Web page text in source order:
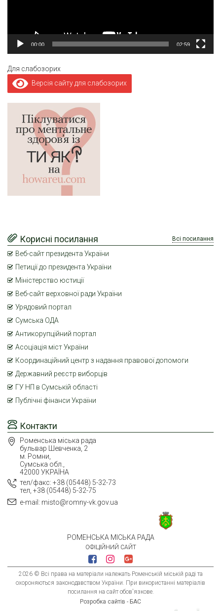
00:00 02:59
Для слабозорих
Версія сайту для слабозорих
РОМЕНСЬКА МІСЬКА РАДА
ОФІЦІЙНИЙ САЙТ
2026 © Всі права на матеріали належать Роменській міській раді та
охороняються законодавством України. При використанні матеріалів
посилання на сайт обов'язкове.
Розробка сайтів - БАС
Контакти
Роменська міська рада
бульвар Шевченка, 2
м. Ромни,
Сумська обл.,
42000 УКРАЇНА
тел/факс: +38 (05448) 5-32-73
тел, +38 (05448) 5-32-75
e-mail: misto@romny-vk.gov.ua
Корисні посилання Всі посилання
Веб-сайт президента України
Петиції до президента України
Міністерство юстиції
Веб-сайт верховної ради України
Урядовий портал
Сумська ОДА
Антикорупційний портал
Асоціація міст України
Координаційний центр з надання правової допомоги
Державний реєстр виборців
ГУ НП в Сумській області
Публічні фінанси України